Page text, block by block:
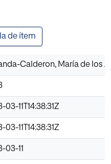
de ítem
Calderon, María de los
03-11T14:38:31Z
03-11T14:38:31Z
03-11